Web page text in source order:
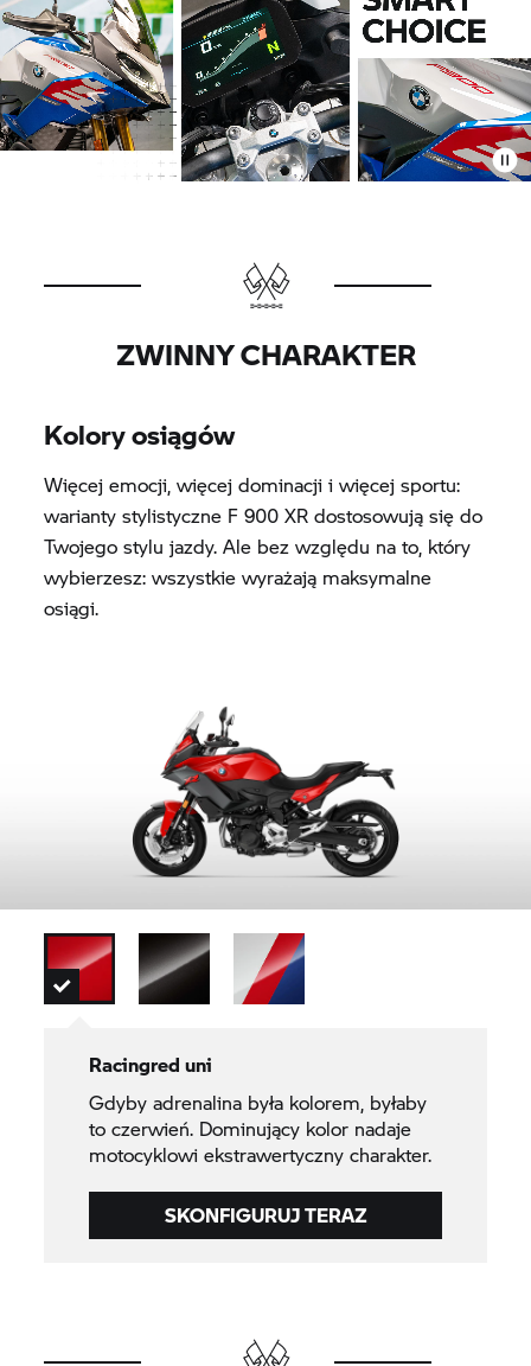
ZWINNY CHARAKTER
Kolory osiągów
Więcej emocji, więcej dominacji i więcej sportu:
warianty stylistyczne F 900 XR dostosowują się do
Twojego stylu jazdy. Ale bez względu na to, który
wybierzesz: wszystkie wyrażają maksymalne
osiągi.
Racingred uni
Gdyby adrenalina była kolorem, byłaby
to czerwień. Dominujący kolor nadaje
motocyklowi ekstrawertyczny charakter.
SKONFIGURUJ TERAZ